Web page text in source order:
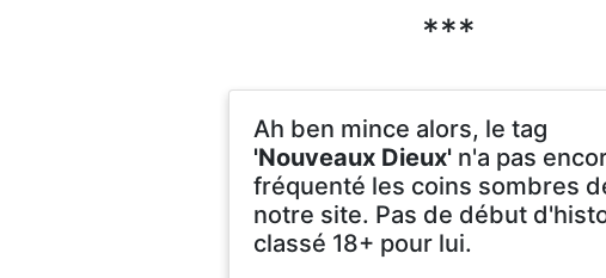
***
Ah ben mince alors, le tag
'Nouveaux Dieux' n'a pas
fréquenté les coins sombres
notre site. Pas de début
classé 18+ pour lui.